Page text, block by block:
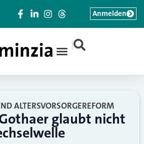
|
Anmelden
ALTERSVORSORGEREFORM
glaubt nicht